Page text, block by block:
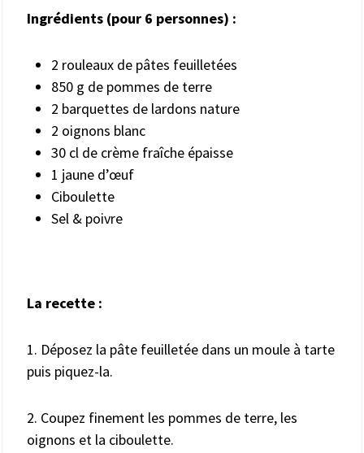
Ingrédients (pour 6 personnes) :
2 rouleaux de pâtes feuilletées
850 g de pommes de terre
2 barquettes de lardons nature
2 oignons blanc
30 cl de crème fraîche épaisse
1 jaune d’œuf
Ciboulette
Sel & poivre
La recette :
1. Déposez la pâte feuilletée dans un moule à tarte
puis piquez-la.
2. Coupez finement les pommes de terre, les
oignons et la ciboulette.